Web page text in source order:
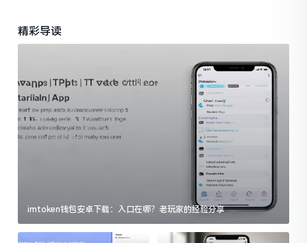
精彩导读
imtoken钱包安卓下载：入口在哪？老玩家的经验分享